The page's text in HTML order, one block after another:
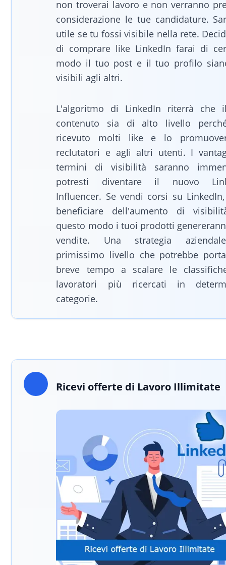
non troverai lavoro e non verranno
considerazione le tue candidature.
utile se tu fossi visibile nella rete.
di comprare like LinkedIn farai di
modo il tuo post e il tuo profilo
visibili agli altri.
L'algoritmo di LinkedIn riterrà che
contenuto sia di alto livello
ricevuto molti like e lo
reclutatori e agli altri utenti. I
termini di visibilità saranno
potresti diventare il nuovo
Influencer. Se vendi corsi su
beneficiare dell'aumento di
questo modo i tuoi prodotti
vendite. Una strategia
primissimo livello che potrebbe
breve tempo a scalare le
lavoratori più ricercati in
categorie.
Ricevi offerte di Lavoro Illimitate